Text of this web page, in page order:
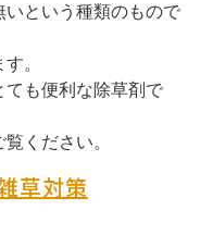
いという種類のもので
。
も便利な除草剤で
ください。
草対策